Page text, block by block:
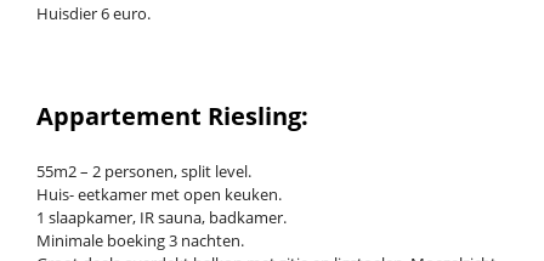
Huisdier 6 euro.
Appartement Riesling:
55m2 – 2 personen, split level.
Huis- eetkamer met open keuken.
1 slaapkamer, IR sauna, badkamer.
Minimale boeking 3 nachten.